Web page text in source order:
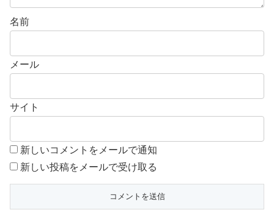
名前
メール
サイト
新しいコメントをメールで通知
新しい投稿をメールで受け取る